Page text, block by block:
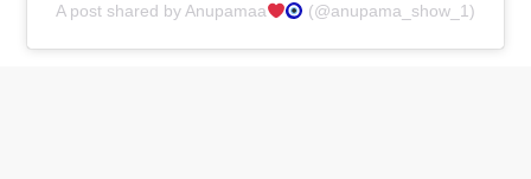
A post shared by Anupamaa (@anupama_show_1)